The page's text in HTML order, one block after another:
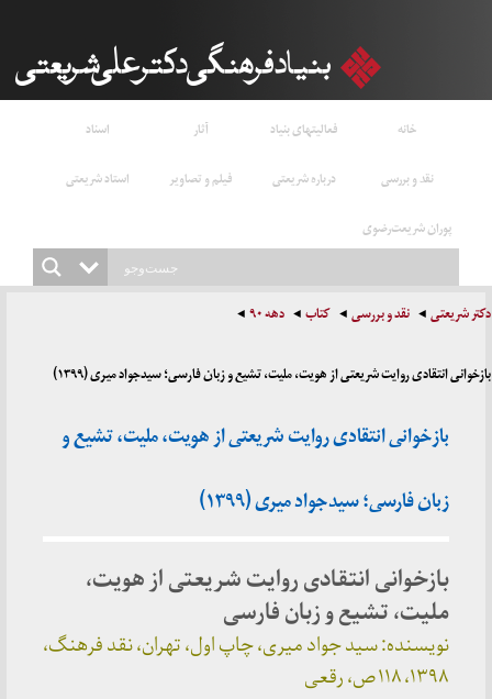
خانه فعالیتهای بنیاد آثار
اسناد
نقد و بررسی
درباره شریعتی فیلم و تصاویر
استاد شریعتی
پوران شریعت‌رضوی
دکتر شریعتی نقد و بررسی کتاب دهه ۹۰
بازخوانی انتقادی روایت شریعتی از هویت، ملیت، تشیع و زبان فارسی؛ سیدجواد میری (۱۳۹۹)
بازخوانی انتقادی روایت شریعتی از هویت، ملیت، تشیع و
زبان فارسی؛ سیدجواد میری (۱۳۹۹)
بازخوانی انتقادی روایت شریعتی از هویت،
ملیت، تشیع و زبان فارسی
نویسنده: سید جواد میری، چاپ اول، تهران، نقد فرهنگ،
۱۳۹٨، ۱۱٨ ص، رقعی